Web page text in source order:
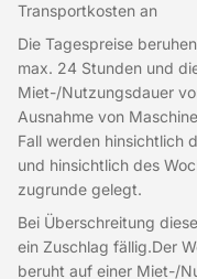
Transportkosten an
Die Tagespreise
max. 24 Stunden und
Miet-/Nutzungsdauer
Ausnahme von
Fall werden hinsichtlich
und hinsichtlich des
zugrunde gelegt.
Bei Überschreitung
ein Zuschlag fällig.Der
beruht auf einer Miet-/